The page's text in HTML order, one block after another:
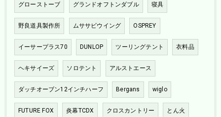
グローストーブ グランドオフトンダブル 寝具
野良道具製作所 ムササビウイング OSPREY
イーサープラス70 DUNLOP ツーリングテント 衣料品
ヘキサイーズ ソロテント アルストエース
ダッチオーブン12インチハーフ Bergans wiglo
FUTURE FOX 炎幕TCDX クロスカントリー とん火